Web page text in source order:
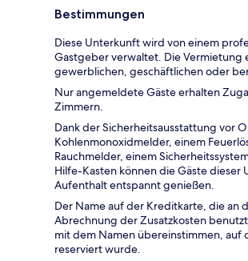
Bestimmungen
Diese Unterkunft wird von einem
Gastgeber verwaltet. Die Vermietung
gewerblichen, geschäftlichen oder
Nur angemeldete Gäste erhalten
Zimmern.
Dank der Sicherheitsausstattung vor
Kohlenmonoxidmelder, einem
Rauchmelder, einem
Hilfe-Kasten können die Gäste dieser
Aufenthalt entspannt genießen.
Der Name auf der Kreditkarte, die an
Abrechnung der Zusatzkosten
mit dem Namen übereinstimmen, auf
reserviert wurde.